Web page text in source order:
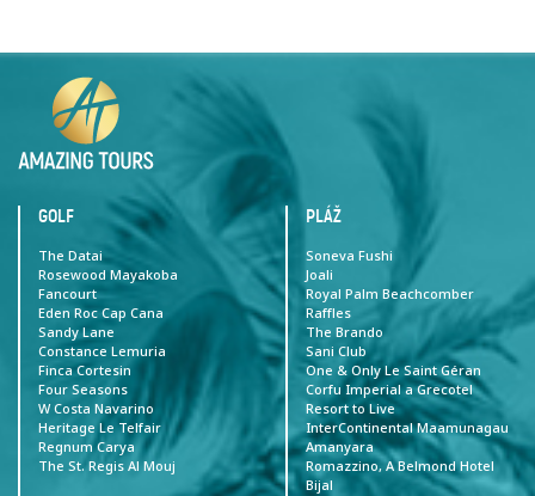
GOLF
The Datai
Rosewood Mayakoba
Fancourt
Eden Roc Cap Cana
Sandy Lane
Constance Lemuria
Finca Cortesin
Four Seasons
W Costa Navarino
Heritage Le Telfair
Regnum Carya
The St. Regis Al Mouj
PLÁŽ
Soneva Fushi
Joali
Royal Palm Beachcomber
Raffles
The Brando
Sani Club
One & Only Le Saint Géran
Corfu Imperial a Grecotel
Resort to Live
InterContinental Maamunagau
Amanyara
Romazzino, A Belmond Hotel
Bijal